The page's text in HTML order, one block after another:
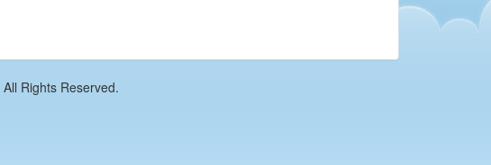
All Rights Reserved.